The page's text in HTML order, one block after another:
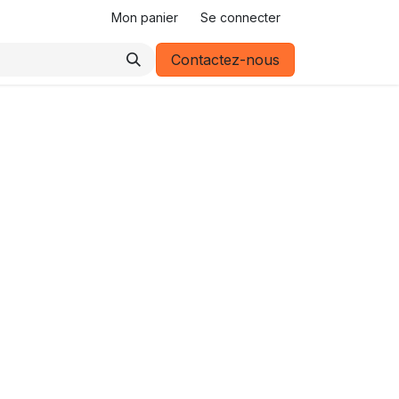
Mon panier Se connecter
Contactez-nous